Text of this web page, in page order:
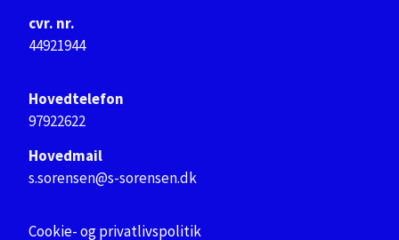
cvr. nr.
44921944
Hovedtelefon
97922622
Hovedmail
s.sorensen@s-sorensen.dk
Cookie- og privatlivspolitik